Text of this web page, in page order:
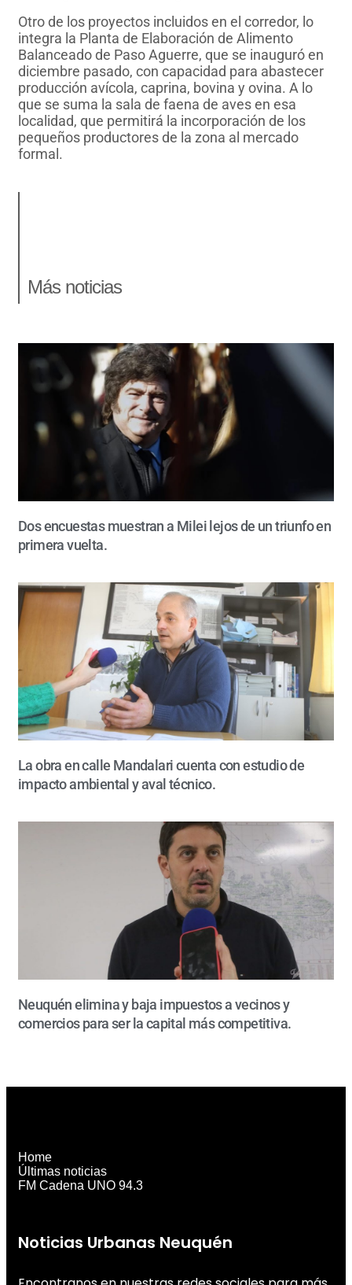
Otro de los proyectos incluidos en el corredor, lo
integra la Planta de Elaboración de Alimento
Balanceado de Paso Aguerre, que se inauguró en
diciembre pasado, con capacidad para abastecer
producción avícola, caprina, bovina y ovina. A lo
que se suma la sala de faena de aves en esa
localidad, que permitirá la incorporación de los
pequeños productores de la zona al mercado
formal.
Más noticias
Dos encuestas muestran a Milei lejos de un triunfo en
primera vuelta.
La obra en calle Mandalari cuenta con estudio de
impacto ambiental y aval técnico.
Neuquén elimina y baja impuestos a vecinos y
comercios para ser la capital más competitiva.
Noticias Urbanas Neuquén
Home
Últimas noticias
FM Cadena UNO 94.3